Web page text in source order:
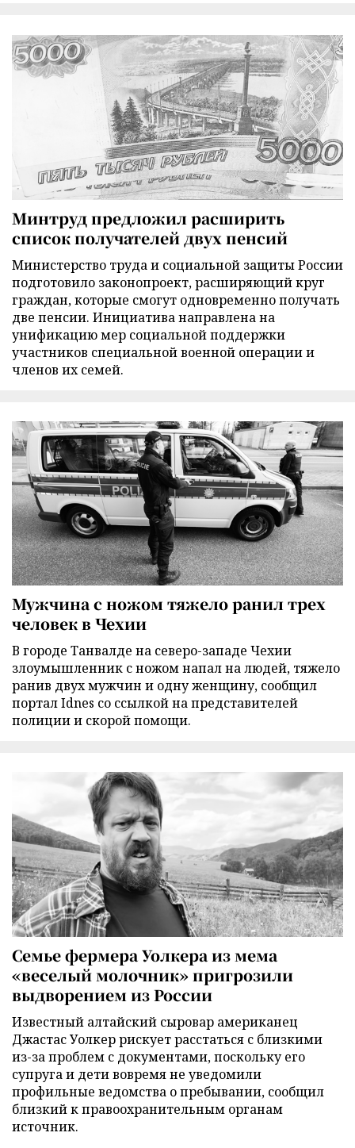
Минтруд предложил расширить
список получателей двух пенсий
Министерство труда и социальной защиты России
подготовило законопроект, расширяющий круг
граждан, которые смогут одновременно получать
две пенсии. Инициатива направлена на
унификацию мер социальной поддержки
участников специальной военной операции и
членов их семей.
Мужчина с ножом тяжело ранил трех
человек в Чехии
В городе Танвалде на северо-западе Чехии
злоумышленник с ножом напал на людей, тяжело
ранив двух мужчин и одну женщину, сообщил
портал Idnes со ссылкой на представителей
полиции и скорой помощи.
Семье фермера Уолкера из мема
«веселый молочник» пригрозили
выдворением из России
Известный алтайский сыровар американец
Джастас Уолкер рискует расстаться с близкими
из-за проблем с документами, поскольку его
супруга и дети вовремя не уведомили
профильные ведомства о пребывании, сообщил
близкий к правоохранительным органам
источник.